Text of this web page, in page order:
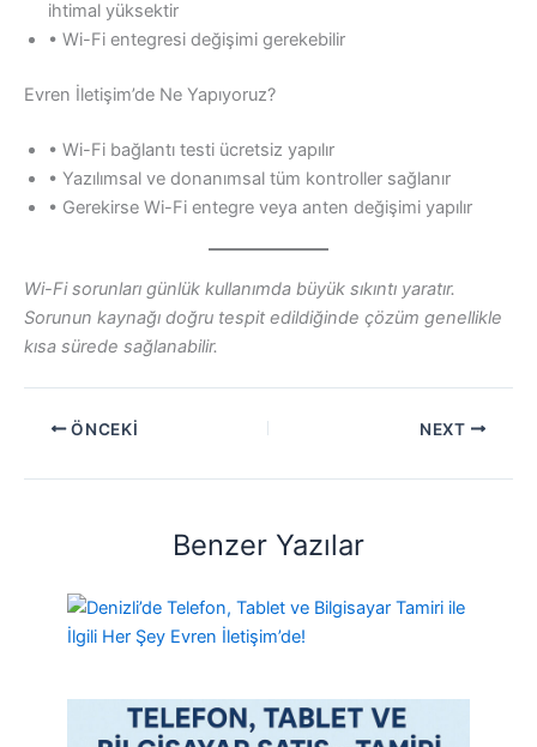
ihtimal yüksektir
• Wi-Fi entegresi değişimi gerekebilir
Evren İletişim’de Ne Yapıyoruz?
• Wi-Fi bağlantı testi ücretsiz yapılır
• Yazılımsal ve donanımsal tüm kontroller sağlanır
• Gerekirse Wi-Fi entegre veya anten değişimi yapılır
Wi-Fi sorunları günlük kullanımda büyük sıkıntı yaratır.
Sorunun kaynağı doğru tespit edildiğinde çözüm genellikle
kısa sürede sağlanabilir.
ÖNCEKI NEXT
Benzer Yazılar